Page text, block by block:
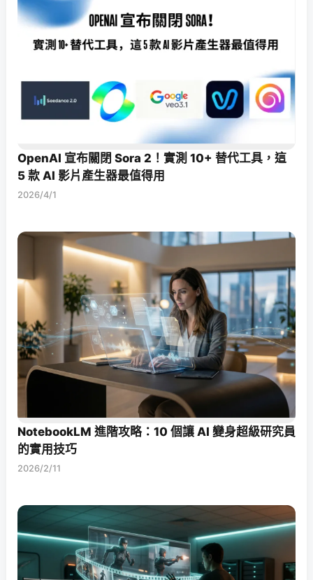
OpenAI 宣布關閉 Sora 2！實測 10+ 替代工具，這
5 款 AI 影片產生器最值得用
2026/4/1
NotebookLM 進階攻略：10 個讓 AI 變身超級研究員
的實用技巧
2026/2/11